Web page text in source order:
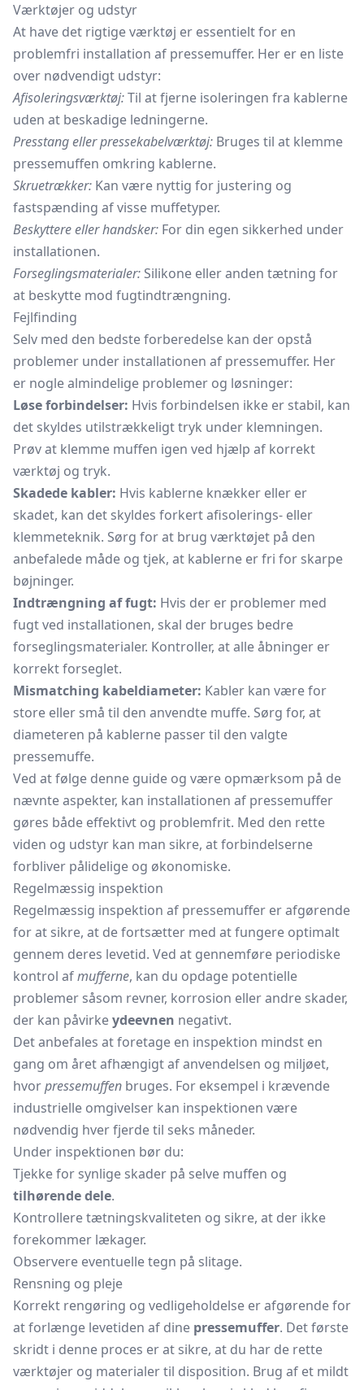
Værktøjer og udstyr
At have det rigtige værktøj er essentielt for en
problemfri installation af pressemuffer. Her er en liste
over nødvendigt udstyr:
Afisoleringsværktøj:Til at fjerne isoleringen fra kablerne
uden at beskadige ledningerne.
Presstang eller pressekabelværktøj: Bruges til at klemme
pressemuffen omkring kablerne.
Skruetrækker: Kan være nyttig for justering og
fastspænding af visse muffetyper.
Beskyttere eller handsker: For din egen sikkerhed under
installationen.
Forseglingsmaterialer: Silikone eller anden tætning for
at beskytte mod fugtindtrængning.
Fejlfinding
Selv med den bedste forberedelse kan der opstå
problemer under installationen af pressemuffer. Her
er nogle almindelige problemer og løsninger:
Løse forbindelser: Hvis forbindelsen ikke er stabil, kan
det skyldes utilstrækkeligt tryk under klemningen.
Prøv at klemme muffen igen ved hjælp af korrekt
værktøj og tryk.
Skadede kabler: Hvis kablerne knækker eller er
skadet, kan det skyldes forkert afisolerings- eller
klemmeteknik. Sørg for at brug værktøjet på den
anbefalede måde og tjek, at kablerne er fri for skarpe
bøjninger.
Indtrængning af fugt: Hvis der er problemer med
fugt ved installationen, skal der bruges bedre
forseglingsmaterialer. Kontroller, at alle åbninger er
korrekt forseglet.
Mismatching kabeldiameter: Kabler kan være for
store eller små til den anvendte muffe. Sørg for, at
diameteren på kablerne passer til den valgte
pressemuffe.
Ved at følge denne guide og være opmærksom på de
nævnte aspekter, kan installationen af pressemuffer
gøres både effektivt og problemfrit. Med den rette
viden og udstyr kan man sikre, at forbindelserne
forbliver pålidelige og økonomiske.
Regelmæssig inspektion
Regelmæssig inspektion af pressemuffer er afgørende
for at sikre, at de fortsætter med at fungere optimalt
gennem deres levetid. Ved at gennemføre periodiske
kontrol afmufferne, kan du opdage potentielle
problemer såsom revner, korrosion eller andre skader,
der kan påvirkeydeevnen negativt.
Det anbefales at foretage en inspektion mindst en
gang om året afhængigt af anvendelsen og miljøet,
hvorpressemuffen bruges. For eksempel i krævende
industrielle omgivelser kan inspektionen være
nødvendig hver fjerde til seks måneder.
Under inspektionen bør du:
Tjekke for synlige skader på selve muffen og
tilhørende dele.
Kontrollere tætningskvaliteten og sikre, at der ikke
forekommer lækager.
Observere eventuelle tegn på slitage.
Rensning og pleje
Korrekt rengøring og vedligeholdelse er afgørende for
at forlænge levetiden af dine pressemuffer. Det første
skridt i denne proces er at sikre, at du har de rette
værktøjer og materialer til disposition. Brug af et mildt